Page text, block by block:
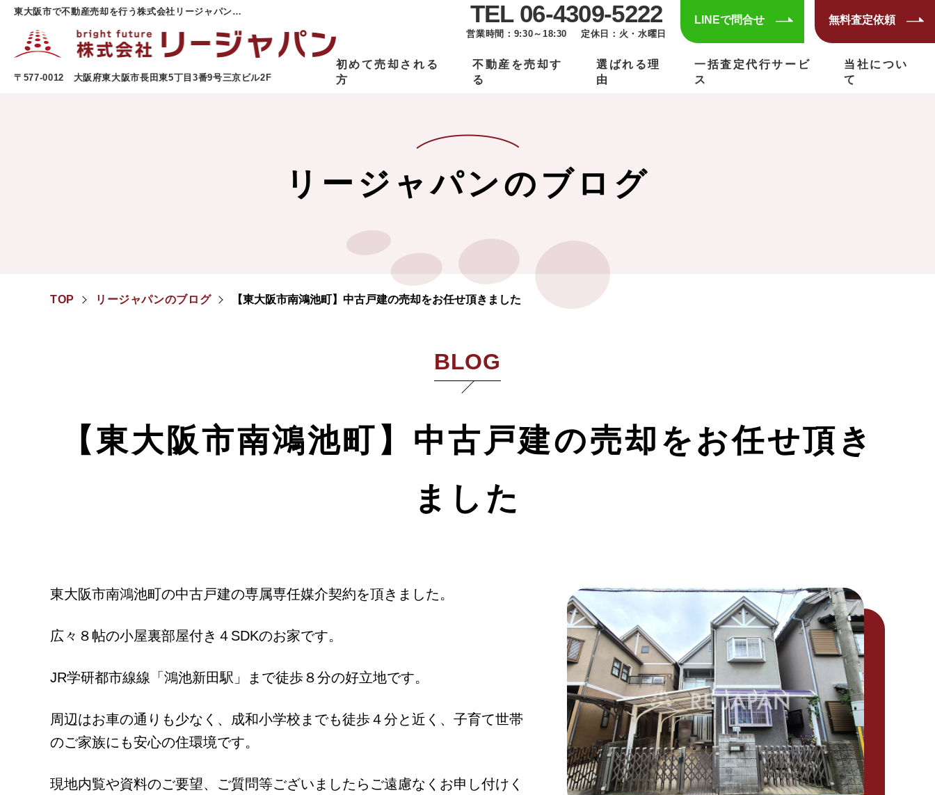
東大阪市で不動産売却を行う株式会社リージャパンのお知らせはこちらから。ご相談・査定はいつでも受け付けております。
〒577-0012 大阪府東大阪市長田東5丁目3番9号三京ビル2F
TEL 06-4309-5222
営業時間：9:30～18:30 定休日：火・水曜日
LINEで問合せ 無料査定依頼
初めて売却される
方
不動産を売却す
る
選ばれる理
由
一括査定代行サービ
ス
当社につい
て
リージャパンのブログ
TOP リージャパンのブログ 【東大阪市南鴻池町】中古戸建の売却をお任せ頂きました
BLOG
【東大阪市南鴻池町】中古戸建の売却をお任せ頂き
ました
東大阪市南鴻池町の中古戸建の専属専任媒介契約を頂きました。
広々８帖の小屋裏部屋付き４SDKのお家です。
JR学研都市線線「鴻池新田駅」まで徒歩８分の好立地です。
周辺はお車の通りも少なく、成和小学校までも徒歩４分と近く、子育て世帯
のご家族にも安心の住環境です。
現地内覧や資料のご要望、ご質問等ございましたらご遠慮なくお申し付けく